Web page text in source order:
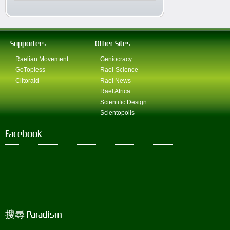
Supporters
Raelian Movement
GoTopless
Clitoraid
Other Sites
Geniocracy
Rael-Science
Rael News
Rael Africa
Scientific Design
Scientopolis
Facebook
搜尋 Paradism